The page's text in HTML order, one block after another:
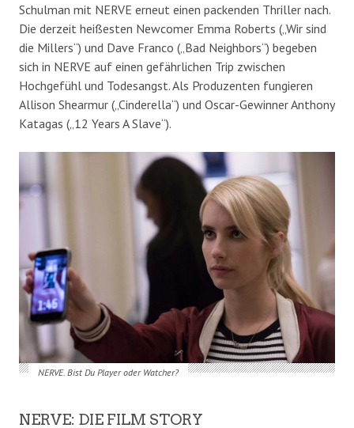
Schulman mit NERVE erneut einen packenden Thriller nach.
Die derzeit heißesten Newcomer Emma Roberts („Wir sind
die Millers“) und Dave Franco („Bad Neighbors“) begeben
sich in NERVE auf einen gefährlichen Trip zwischen
Hochgefühl und Todesangst. Als Produzenten fungieren
Allison Shearmur („Cinderella“) und Oscar-Gewinner Anthony
Katagas („12 Years A Slave“).
NERVE. Bist Du Player oder Watcher?
NERVE: DIE FILM STORY